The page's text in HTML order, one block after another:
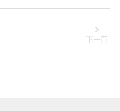
下一頁